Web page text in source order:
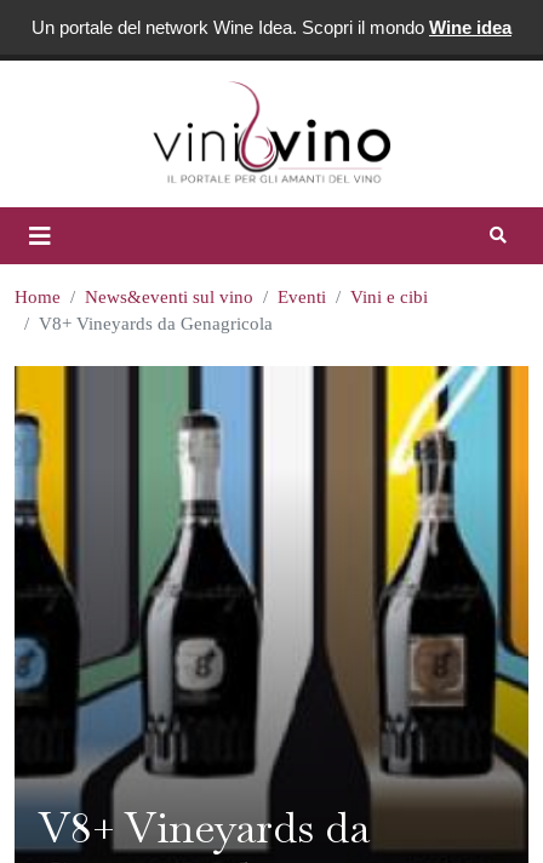
Un portale del network Wine Idea. Scopri il mondo Wine idea
Home News&eventi sul vino Eventi
Vini e cibi
V8+ Vineyards da Genagricola
V8+ Vineyards da